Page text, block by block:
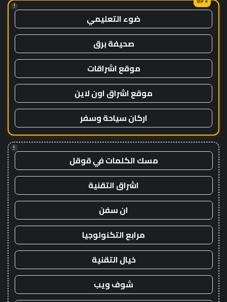
!
ضوء التعليمي
صحيفة برق
موقع اشراقات
موقع اشراق اون لاين
اركان سياحة وسفر
!
مسك الكلمات في قوقل
اشراق التقنية
ان سفن
مرابع التكنولوجيا
خيال التقنية
شوف ويب